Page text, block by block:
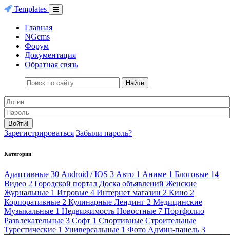
Templates
Главная
NGcms
Форум
Документация
Обратная связь
Найти
Войти!
Зарегистрироваться Забыли пароль?
Категории
Адаптивные 30 Android / IOS 3 Авто 1 Аниме 1 Блоговые 14
Видео 2 Городской портал Доска объявлений Женские
Журнальные 1 Игровые 4 Интернет магазин 2 Кино 2
Корпоративные 2 Кулинарные Лендинг 2 Медицинские
Музыкальные 1 Недвижимость Новостные 7 Портфолио
Развлекательные 3 Софт 1 Спортивные Строительные
Турестические 1 Универсальные 1 Фото Админ-панель 3